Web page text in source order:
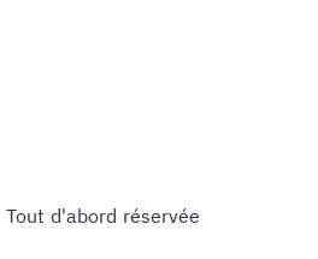
d'abord réservée